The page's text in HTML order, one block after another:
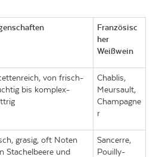
Französisc
her
Weißwein
von frisch-
bis komplex-
Chablis,
Meursault,
Champagne
r
grasig, oft Noten
Stachelbeere und
Sancerre,
Pouilly-